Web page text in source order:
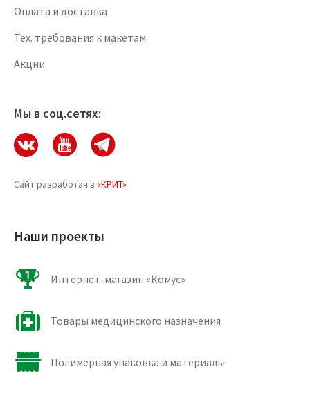
Оплата и доставка
Тех. требования к макетам
Акции
Мы в соц.сетях:
Сайт разработан в «КРИТ»
Наши проекты
Интернет-магазин «Комус»
Товары медицинского назначения
Полимерная упаковка и материалы